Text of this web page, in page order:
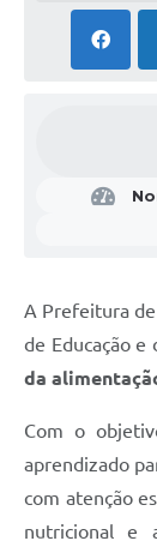
A Prefeitura de
de Educação
da
Com o
aprendizado
com atenção
nutricional e